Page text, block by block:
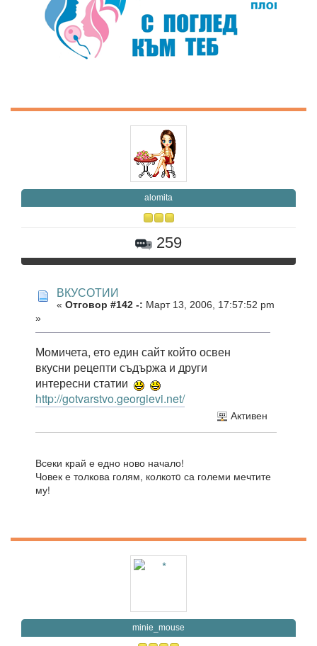
alomita
259
ВКУСОТИИ
« Отговор #142 -: Март 13, 2006, 17:57:52 pm
»
Момичета, ето един сайт който освен
вкусни рецепти съдържа и други
интересни статии
http://gotvarstvo.georgievi.net/
Активен
Всеки край е едно ново начало!
Човек е толкова голям, колкотo са големи мечтите
му!
minie_mouse